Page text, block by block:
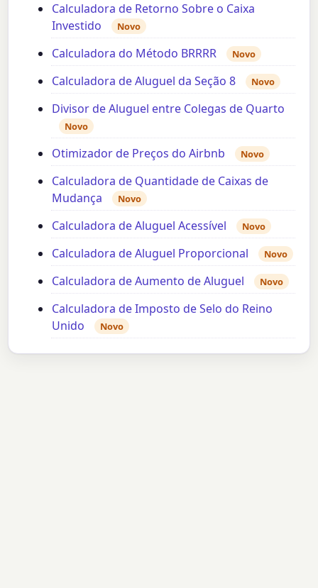
Calculadora de Retorno Sobre o Caixa
Investido
Novo
Calculadora do Método BRRRR Novo
Calculadora de Aluguel da Seção 8 Novo
Divisor de Aluguel entre Colegas de Quarto
Novo
Otimizador de Preços do Airbnb Novo
Calculadora de Quantidade de Caixas de
Mudança
Novo
Calculadora de Aluguel Acessível Novo
Calculadora de Aluguel Proporcional Novo
Calculadora de Aumento de Aluguel Novo
Calculadora de Imposto de Selo do Reino
Unido
Novo